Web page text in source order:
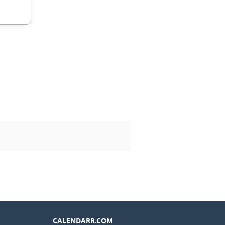
CALENDARR.COM